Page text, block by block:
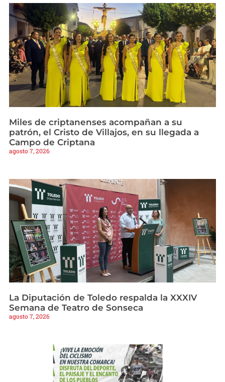
Miles de criptanenses acompañan a su
patrón, el Cristo de Villajos, en su llegada a
Campo de Criptana
agosto 7, 2026
La Diputación de Toledo respalda la XXXIV
Semana de Teatro de Sonseca
agosto 7, 2026